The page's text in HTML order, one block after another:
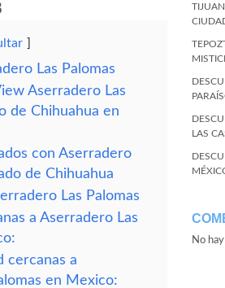
Las Palomas
Aserradero Las
de Chihuahua en
con Aserradero
de Chihuahua
Las Palomas
a Aserradero Las
cercanas a
en Mexico:
LAS
No